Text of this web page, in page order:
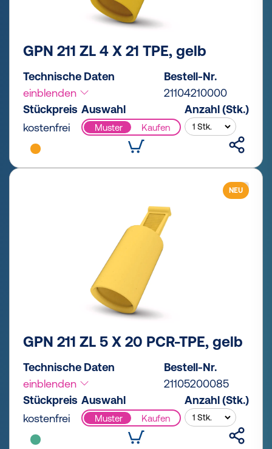
GPN 211 ZL 4 X 21 TPE, gelb
Technische Daten
einblenden
Bestell-Nr.
21104210000
Stückpreis
kostenfrei
Auswahl
Muster Kaufen
Anzahl (Stk.)
NEU
GPN 211 ZL 5 X 20 PCR-TPE, gelb
Technische Daten
einblenden
Bestell-Nr.
21105200085
Stückpreis
kostenfrei
Auswahl
Muster Kaufen
Anzahl (Stk.)